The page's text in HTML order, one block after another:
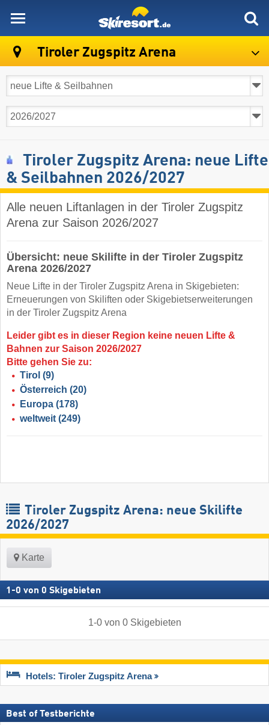
Tiroler Zugspitz Arena
Tiroler Zugspitz Arena: neue Lifte
& Seilbahnen 2026/2027
Alle neuen Liftanlagen in der Tiroler Zugspitz
Arena zur Saison 2026/2027
Übersicht: neue Skilifte in der Tiroler Zugspitz
Arena 2026/2027
Neue Lifte in der Tiroler Zugspitz Arena in Skigebieten:
Erneuerungen von Skiliften oder Skigebietserweiterungen
in der Tiroler Zugspitz Arena
Leider gibt es in dieser Region keine neuen Lifte &
Bahnen zur Saison 2026/2027
Bitte gehen Sie zu:
Tirol (9)
Österreich (20)
Europa (178)
weltweit (249)
Tiroler Zugspitz Arena: neue Skilifte
2026/2027
Karte
1 -0 von 0 Skigebieten
1-0von 0 Skigebieten
Hotels: Tiroler Zugspitz Arena
Best of Testberichte